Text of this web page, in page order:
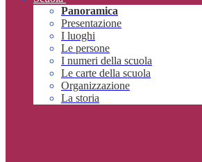
Panoramica
Presentazione
I luoghi
Le persone
I numeri della scuola
Le carte della scuola
Organizzazione
La storia